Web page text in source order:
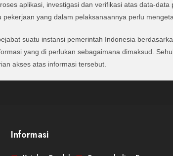
aplikasi, investigasi dan verifikasi atas data-data
yang dalam pelaksanaannya perlu
suatu instansi pemerintah Indonesia
yang di perlukan sebagaimana dimaksud.
akses atas informasi tersebut.
Informasi